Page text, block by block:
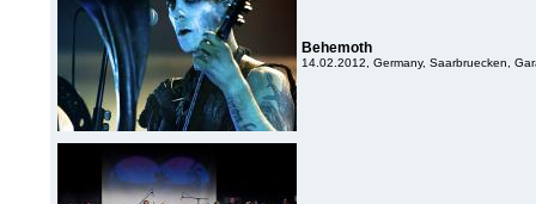
Behemoth
14.02.2012, Germany, Saarbruecken,